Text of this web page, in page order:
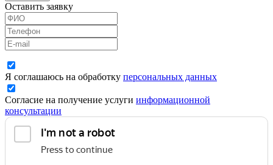
Оставить заявку
Я соглашаюсь на обработку персональных данных
Согласие на получение услуги информационной
консультации